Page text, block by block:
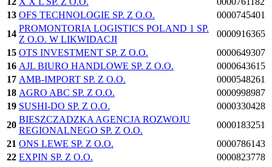
13 OFS TECHNOLOGIE SP. Z O.O.
0000745401
14
PROMONTORIA LOGISTICS POLAND 1 SP.
Z O.O. W LIKWIDACJI
0000916365
15 OTS INVESTMENT SP. Z O.O.
0000649307
16 AJL BIURO HANDLOWE SP. Z O.O.
0000643615
17 AMB-IMPORT SP. Z O.O.
0000548261
18 AGRO ABC SP. Z O.O.
0000998987
19 SUSHI-DO SP. Z O.O.
0000330428
20
BIESZCZADZKA AGENCJA ROZWOJU
REGIONALNEGO SP. Z O.O.
0000183251
21 ONS LEWE SP. Z O.O.
0000786143
22 EXPIN SP. Z O.O.
0000823778